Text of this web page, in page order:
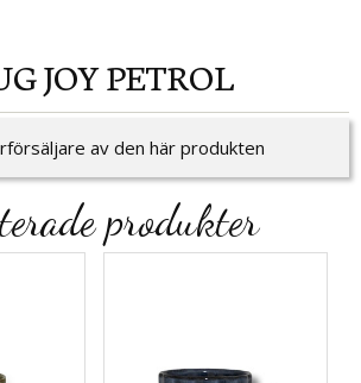
JOY PETROL
av den här produkten
produkter